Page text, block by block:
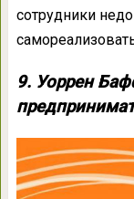
сотрудники
9. Уоррен